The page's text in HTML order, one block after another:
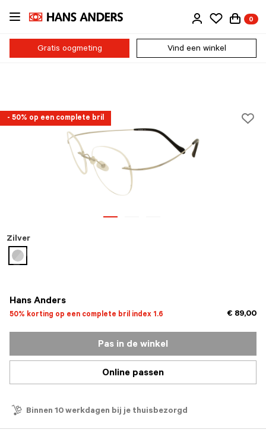
Ga
naar
inhoud
0
Gratis oogmeting Vind een winkel
- 50% op een complete bril
Hans Anders
50% korting op een complete bril index 1.6 € 89,00
Zilver
geselecteerd
Pas in de winkel
Online passen
Binnen 10 werkdagen bij je thuisbezorgd